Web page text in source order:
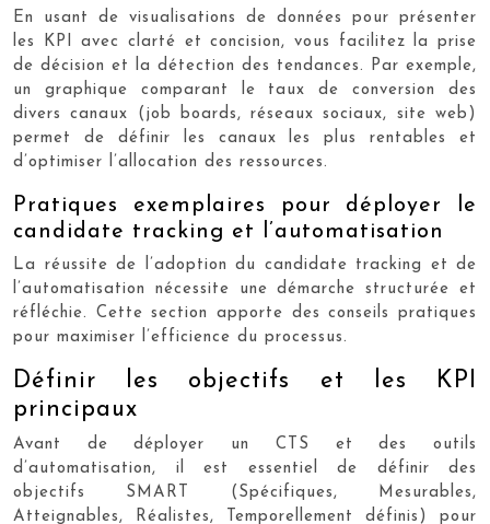
En usant de visualisations de données pour présenter
les KPI avec clarté et concision, vous facilitez la prise
de décision et la détection des tendances. Par exemple,
un graphique comparant le taux de conversion des
divers canaux (job boards, réseaux sociaux, site web)
permet de définir les canaux les plus rentables et
d’optimiser l’allocation des ressources.
Pratiques exemplaires pour déployer le
candidate tracking et l’automatisation
La réussite de l’adoption du candidate tracking et de
l’automatisation nécessite une démarche structurée et
réfléchie. Cette section apporte des conseils pratiques
pour maximiser l’efficience du processus.
Définir les objectifs et les KPI
principaux
Avant de déployer un CTS et des outils
d’automatisation, il est essentiel de définir des
objectifs SMART (Spécifiques, Mesurables,
Atteignables, Réalistes, Temporellement définis) pour